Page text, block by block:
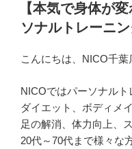
日:【本気で身体が
ソナルトレーニ
こんにちは、NICO千葉
NICOではパーソナルト
ダイエット、ボディメ
足の解消、体力向上、
20代～70代まで様々な